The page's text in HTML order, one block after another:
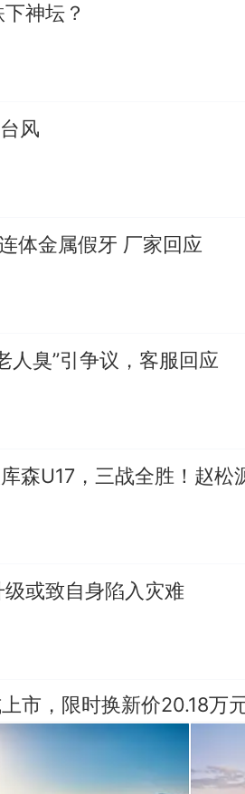
神坛？
风
体金属假牙 厂家回应
人臭”引争议，客服回应
森U17，三战全胜！赵松
或致自身陷入灾难
市，限时换新价20.18万